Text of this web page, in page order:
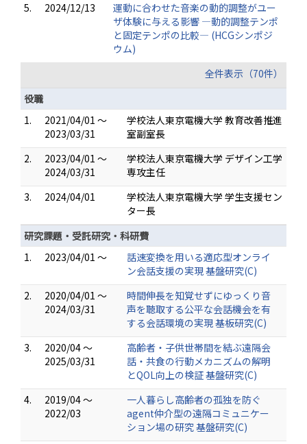
5.
2024/12/13
運動に合わせた音楽の動的調整がユー
ザ体験に与える影響 ―動的調整テンポ
と固定テンポの比較― (HCGシンポジ
ウム)
全件表示（70件）
役職
1.
2021/04/01 ～
2023/03/31
学校法人東京電機大学 教育改善推進
室副室長
2.
2023/04/01 ～
2024/03/31
学校法人東京電機大学 デザイン工学
専攻主任
3.
2024/04/01
学校法人東京電機大学 学生支援セン
ター長
研究課題・受託研究・科研費
1.
2023/04/01 ～
話速変換を用いる適応型オンライ
ン会話支援の実現 基盤研究(C)
2.
2020/04/01 ～
2024/03/31
時間伸長を知覚せずにゆっくり音
声を聴取する公平な会話機会を有
する会話環境の実現 基板研究(C)
3.
2020/04 ～
2025/03/31
高齢者・子供世帯間を結ぶ遠隔会
話・共食の行動メカニズムの解明
とQOL向上の検証 基盤研究(C)
4.
2019/04 ～
2022/03
一人暮らし高齢者の孤独を防ぐ
agent仲介型の遠隔コミュニケー
ション場の研究 基盤研究(C)